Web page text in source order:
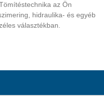
az Ön
hidraulika- és egyéb
választékban.